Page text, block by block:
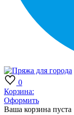
0
Корзина:
Оформить
Ваша корзина пуста